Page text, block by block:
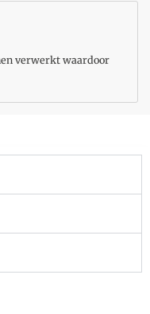
verwerkt waardoor